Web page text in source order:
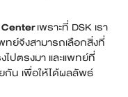
เพราะที่ DSK เรา
ย์จึงสามารถเลือกสิ่งที่
ไปตรงมา และแพทย์ที่
กัน เพื่อให้ได้ผลลัพธ์